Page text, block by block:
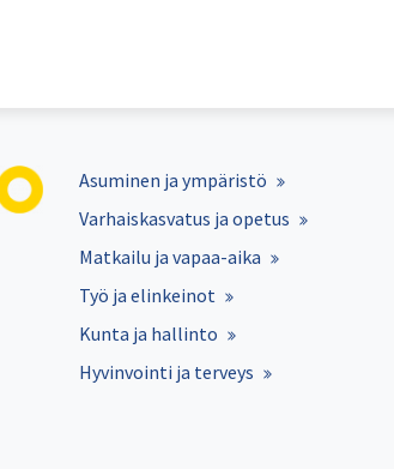
Asuminen ja ympäristö
Varhaiskasvatus ja opetus
Matkailu ja vapaa-aika
Työ ja elinkeinot
Kunta ja hallinto
Hyvinvointi ja terveys